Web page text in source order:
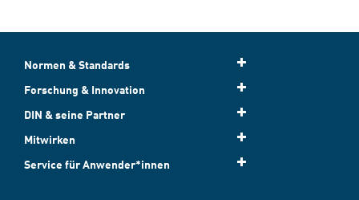
Normen & Standards
Forschung & Innovation
DIN & seine Partner
Mitwirken
Service für Anwender*innen